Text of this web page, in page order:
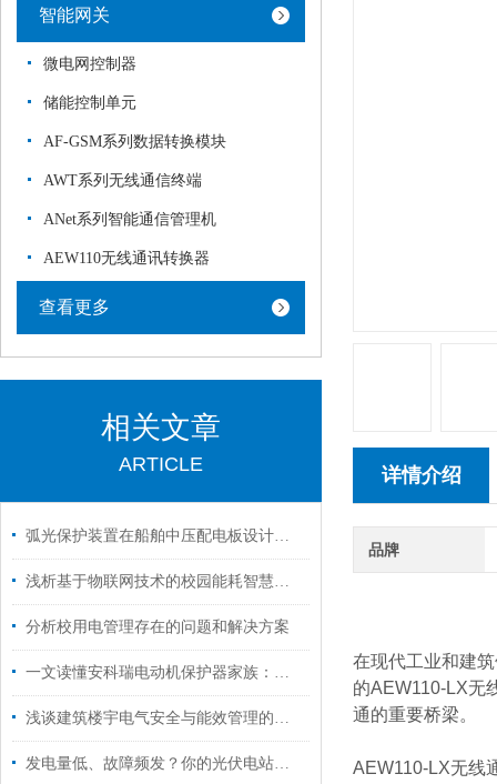
智能网关
微电网控制器
储能控制单元
AF-GSM系列数据转换模块
AWT系列无线通信终端
ANet系列智能通信管理机
AEW110无线通讯转换器
查看更多
相关文章
ARTICLE
弧光保护装置在船舶中压配电板设计与应用
浅析基于物联网技术的校园能耗智慧监控平台的设计及应用
分析校用电管理存在的问题和解决方案
一文读懂安科瑞电动机保护器家族：从功能到各系列优势全解析
浅谈建筑楼宇电气安全与能效管理的应用与选型
发电量低、故障频发？你的光伏电站需要这个智能管家-分布式光伏运维云平台
详情介绍
品牌
在现代工业和建
的AEW110-LX无
通的重要桥梁。
AEW110-LX无线